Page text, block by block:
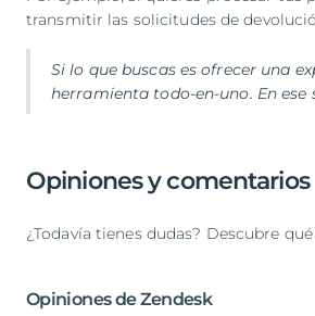
transmitir las solicitudes de
Si lo que buscas es ofrecer una
herramienta todo-en-uno. En
Opiniones y comentarios
¿Todavía tienes dudas? Descubre
Opiniones de Zendesk